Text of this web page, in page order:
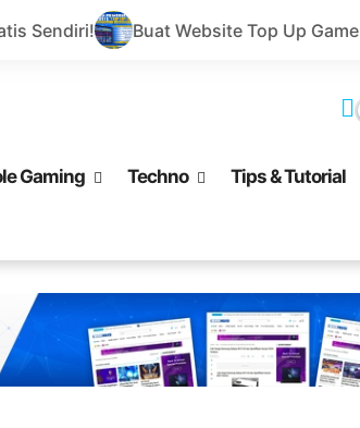
Website Top Up Game Sendiri Gratis
Gaming Techno Tips & Tutorial